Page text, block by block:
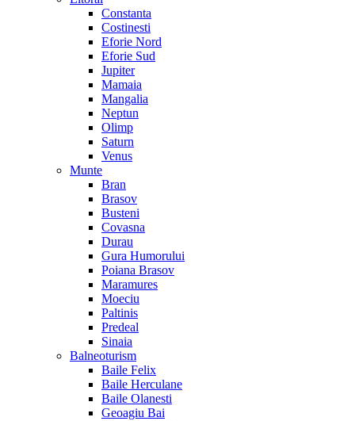
Constanta
Costinesti
Eforie Nord
Eforie Sud
Jupiter
Mamaia
Mangalia
Neptun
Olimp
Saturn
Venus
Munte
Bran
Brasov
Busteni
Covasna
Durau
Gura Humorului
Poiana Brasov
Maramures
Moeciu
Paltinis
Predeal
Sinaia
Balneoturism
Baile Felix
Baile Herculane
Baile Olanesti
Geoagiu Bai